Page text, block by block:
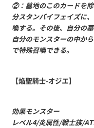
②：墓地のこのカードを
分スタンバイフェイズに
喚する。その後、自分の
自分のモンスターの中か
で特殊召喚できる。
【焔聖騎士-オジエ】
効果モンスター
レベル4/炎属性/戦士族/